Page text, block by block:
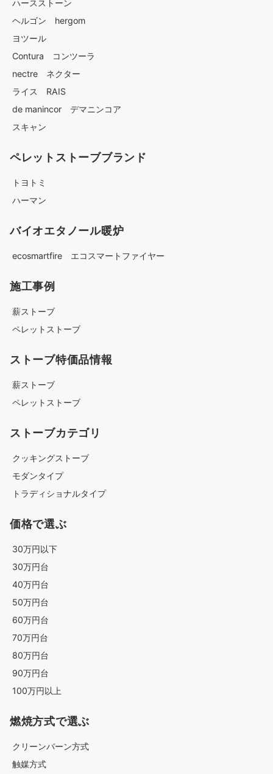
ハースストーン
ヘルゴン hergom
ヨツール
Contura コンツーラ
nectre ネクター
ライス RAIS
de manincor デマニンコア
スキャン
ペレットストーブブランド
トヨトミ
ハーマン
バイオエタノール暖炉
ecosmartfire エコスマートファイヤー
施工事例
薪ストーブ
ペレットストーブ
ストーブ特価品情報
薪ストーブ
ペレットストーブ
ストーブカテゴリ
クッキングストーブ
モダンタイプ
トラディショナルタイプ
価格で選ぶ
30万円以下
30万円台
40万円台
50万円台
60万円台
70万円台
80万円台
90万円台
100万円以上
燃焼方式で選ぶ
クリーンバーン方式
触媒方式